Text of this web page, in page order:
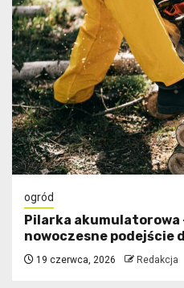
ogród
Pilarka akumulatorowa
nowoczesne podejście
19 czerwca, 2026 Redakcja